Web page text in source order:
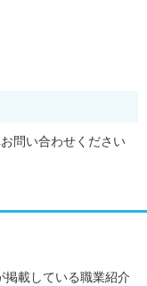
問い合わせください
載している職業紹介